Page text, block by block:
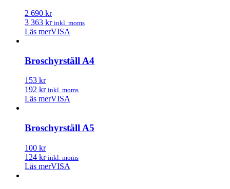
2 690 kr
3 363 kr inkl. moms
Läs merVISA
Broschyrställ A4
153 kr
192 kr inkl. moms
Läs merVISA
Broschyrställ A5
100 kr
124 kr inkl. moms
Läs merVISA